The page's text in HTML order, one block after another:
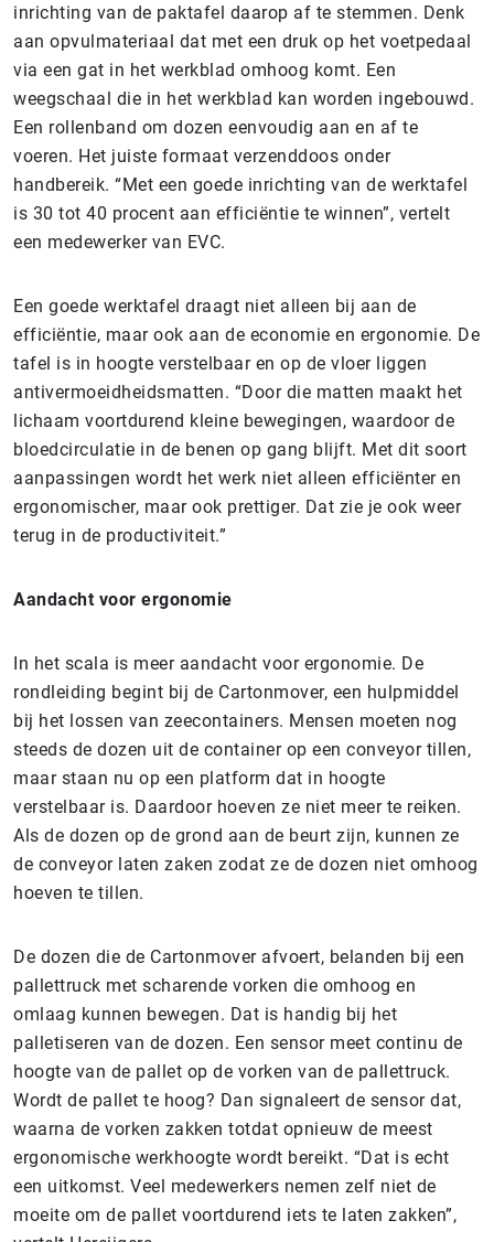
inrichting van de paktafel daarop af te stemmen. Denk
aan opvulmateriaal dat met een druk op het voetpedaal
via een gat in het werkblad omhoog komt. Een
weegschaal die in het werkblad kan worden ingebouwd.
Een rollenband om dozen eenvoudig aan en af te
voeren. Het juiste formaat verzenddoos onder
handbereik. “Met een goede inrichting van de werktafel
is 30 tot 40 procent aan efficiëntie te winnen”, vertelt
een medewerker van EVC.
Een goede werktafel draagt niet alleen bij aan de
efficiëntie, maar ook aan de economie en ergonomie. De
tafel is in hoogte verstelbaar en op de vloer liggen
antivermoeidheidsmatten. “Door die matten maakt het
lichaam voortdurend kleine bewegingen, waardoor de
bloedcirculatie in de benen op gang blijft. Met dit soort
aanpassingen wordt het werk niet alleen efficiënter en
ergonomischer, maar ook prettiger. Dat zie je ook weer
terug in de productiviteit.”
Aandacht voor ergonomie
In het scala is meer aandacht voor ergonomie. De
rondleiding begint bij de Cartonmover, een hulpmiddel
bij het lossen van zeecontainers. Mensen moeten nog
steeds de dozen uit de container op een conveyor tillen,
maar staan nu op een platform dat in hoogte
verstelbaar is. Daardoor hoeven ze niet meer te reiken.
Als de dozen op de grond aan de beurt zijn, kunnen ze
de conveyor laten zaken zodat ze de dozen niet omhoog
hoeven te tillen.
De dozen die de Cartonmover afvoert, belanden bij een
pallettruck met scharende vorken die omhoog en
omlaag kunnen bewegen. Dat is handig bij het
palletiseren van de dozen. Een sensor meet continu de
hoogte van de pallet op de vorken van de pallettruck.
Wordt de pallet te hoog? Dan signaleert de sensor dat,
waarna de vorken zakken totdat opnieuw de meest
ergonomische werkhoogte wordt bereikt. “Dat is echt
een uitkomst. Veel medewerkers nemen zelf niet de
moeite om de pallet voortdurend iets te laten zakken”,